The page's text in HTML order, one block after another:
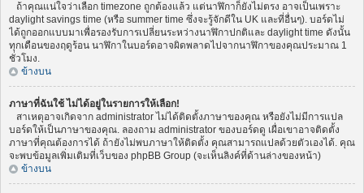
ถ้าคุณแน่ใจว่าเลือก timezone ถูกต้องแล้ว แต่นาฬิกาก็ยังไม่ตรง อาจเป็นเพราะ
daylight savings time (หรือ summer time ซึ่งจะรู้จักดีใน UK และที่อื่นๆ). บอร์ดไม่
ได้ถูกออกแบบมาเพื่อรองรับการเปลี่ยนระหว่างนาฬิกาปกติและ daylight time ดังนั้น
ทุกเดือนของฤดูร้อน นาฬิกาในบอร์ดอาจผิดพลาดไปจากนาฬิกาของคุณประมาณ 1
ชั่วโมง.
ข้างบน
ภาษาที่ฉันใช้ ไม่ได้อยู่ในรายการให้เลือก!
สาเหตุอาจเกิดจาก administrator ไม่ได้ติดตั้งภาษาของคุณ หรือยังไม่มีการแปล
บอร์ดให้เป็นภาษาของคุณ. ลองถาม administrator ของบอร์ดดู เผื่อเขาอาจติดตั้ง
ภาษาที่คุณต้องการได้ ถ้ายังไม่พบภาษาให้ติดตั้ง คุณสามารถแปลด้วยตัวเองได้. คุณ
จะพบข้อมูลเพิ่มเติมที่เว็บของ phpBB Group (จะเห็นลิงค์ที่ด้านล่างของหน้า)
ข้างบน